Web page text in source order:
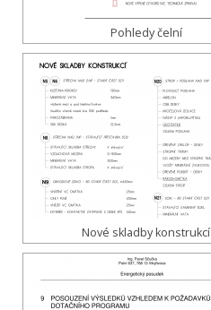
Pohledy čelní
Nové skladby konstrukcí